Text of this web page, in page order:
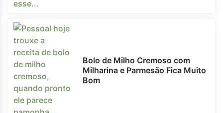
Bolo de Milho Cremoso com
Milharina e Parmesão Fica Muito
Bom